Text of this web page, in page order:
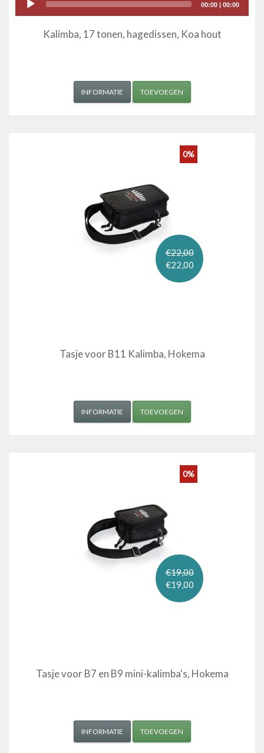
Player
00:00 | 00:00
Kalimba, 17 tonen, hagedissen, Koa hout
INFORMATIE TOEVOEGEN
€22,00
€22,00
0%
Tasje voor B11 Kalimba, Hokema
INFORMATIE TOEVOEGEN
€19,00
€19,00
0%
Tasje voor B7 en B9 mini-kalimba's, Hokema
INFORMATIE TOEVOEGEN